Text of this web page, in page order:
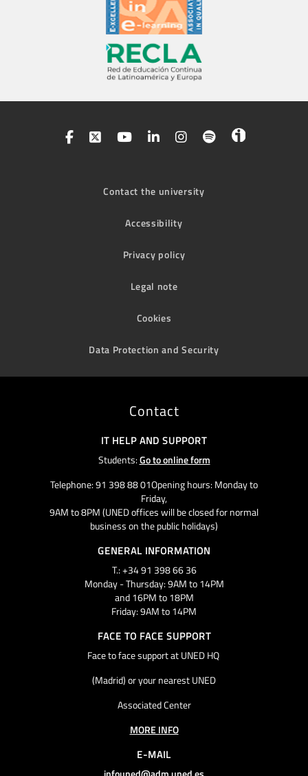
Contact the university
Accessibility
Privacy policy
Legal note
Cookies
Data Protection and Security
Contact
IT HELP AND SUPPORT
Students:Go to online form
Telephone: 91 398 88 01Opening hours: Monday to
Friday,
9AM to 8PM (UNED offices will be closed for normal
business on the public holidays)
GENERAL INFORMATION
T.: +34 91 398 66 36
Monday - Thursday: 9AM to 14PM
and 16PM to 18PM
Friday: 9AM to 14PM
FACE TO FACE SUPPORT
Face to face support at UNED HQ
(Madrid) or your nearest UNED
Associated Center
MORE INFO
E-MAIL